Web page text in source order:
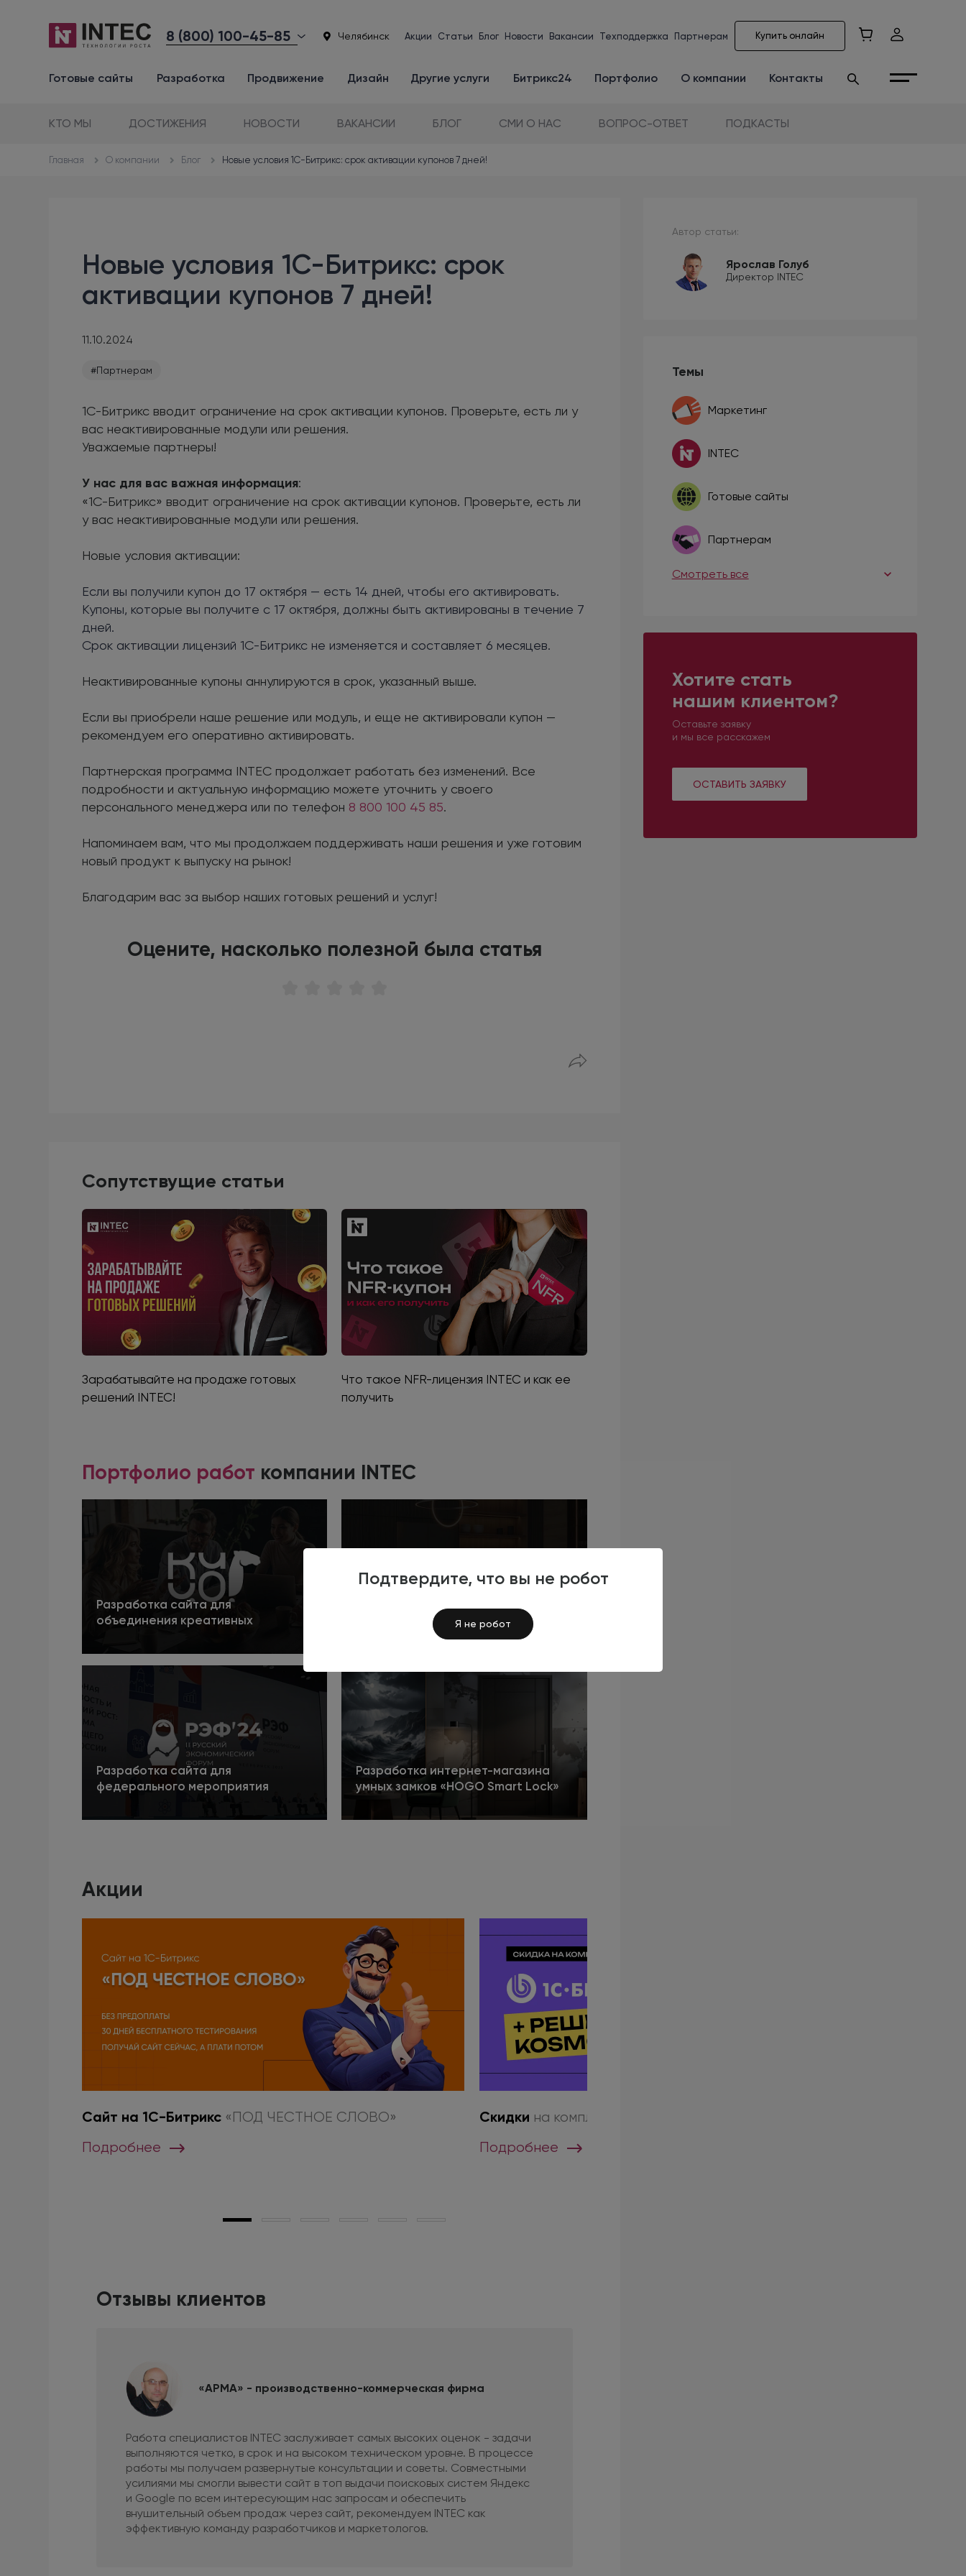
Подтвердите, что вы не робот
Я не робот
8 (800) 100-45-85 Челябинск Акции Статьи Блог Новости Вакансии Техподдержка Партнерам Купить онлайн
Готовые сайты Разработка Продвижение Дизайн Другие услуги Битрикс24 Портфолио О компании Контакты
КТО МЫ ДОСТИЖЕНИЯ НОВОСТИ ВАКАНСИИ БЛОГ СМИ О НАС ВОПРОС-ОТВЕТ ПОДКАСТЫ
Главная О компании Блог Новые условия 1С-Битрикс: срок активации купонов 7 дней!
Автор статьи:
Ярослав Голуб
Директор INTEC
Темы
Маркетинг
INTEC
Готовые сайты
Партнерам
Смотреть все
Хотите стать
нашим клиентом?
Оставьте заявку
и мы все расскажем
ОСТАВИТЬ ЗАЯВКУ
Новые условия 1С-Битрикс: срок
активации купонов 7 дней!
11.10.2024
#Партнерам
1С-Битрикс вводит ограничение на срок активации купонов. Проверьте, есть ли у
вас неактивированные модули или решения.
Уважаемые партнеры!
У нас для вас важная информация:
«1С-Битрикс» вводит ограничение на срок активации купонов. Проверьте, есть ли
у вас неактивированные модули или решения.
Новые условия активации:
Если вы получили купон до 17 октября — есть 14 дней, чтобы его активировать.
Купоны, которые вы получите с 17 октября, должны быть активированы в течение 7
дней.
Срок активации лицензий 1С-Битрикс не изменяется и составляет 6 месяцев.
Неактивированные купоны аннулируются в срок, указанный выше.
Если вы приобрели наше решение или модуль, и еще не активировали купон —
рекомендуем его оперативно активировать.
Партнерская программа INTEC продолжает работать без изменений. Все
подробности и актуальную информацию можете уточнить у своего
персонального менеджера или по телефон 8 800 100 45 85.
Напоминаем вам, что мы продолжаем поддерживать наши решения и уже готовим
новый продукт к выпуску на рынок!
Благодарим вас за выбор наших готовых решений и услуг!
Оцените, насколько полезной была статья
Сопутствущие статьи
Зарабатывайте на продаже готовых
решений INTEC!
Что такое NFR-лицензия INTEC и как ее
получить
Портфолио работ компании INTEC
Разработка сайта для
объединения креативных
индустрии Челябинской области -
КИЧО»
Подробнее 5
сайта дизайнерского бюро
Разработка сайта для
федерального мероприятия
2024»Подробнее 5
Разработка интернет-магазина
умных замков «HOGO Smart Lock»
Подробнее
Акции
Сайт на 1С-Битрикс «ПОД ЧЕСТНОЕ СЛОВО»
Подробнее
Скидки на комплект 1С-Битрикс + решение KOSMOS
Подробнее
Отзывы клиентов
«АРМА» - производственно-коммерческая фирма
Работа специалистов INTEC заслуживает самых высоких оценок - задачи
выполняются четко, в срок и на высоком техническом уровне. В процессе
работы мы получаем развернутые консультации и советы. Совместными
усилиями мы смогли вывести сайт в топ выдачи поисковых систем Яндекс
и Google по всем интересующим нас запросам и обеспечить
внушительный объем продаж через сайт, рекомендуем INTEC как
эффективную команду разработчиков и маркетологов.